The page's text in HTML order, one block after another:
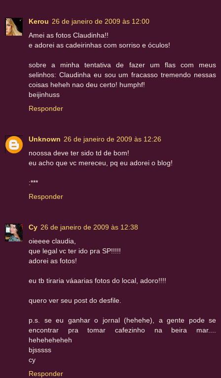
Kerou 26 de janeiro de 2009 às 12:00
Amei as fotos Claudinha!!
e adorei as cadeirinhas com sorriso e óculos!
sobre a minha tentativa de fazer um flas com meus
selinhos: Claudinha eu sou um fracasso tremendo nessas
coisas heheh nao deu certo! humphf!
beijinhuss
Responder
Unknown 26 de janeiro de 2009 às 12:26
noossa deve ter sido td de bom!
eu acho que vc mereceu, pq eu adorei o blog!
:***
Responder
Cy 26 de janeiro de 2009 às 12:38
oieeee claudia,
que legal vc ter ido pra SP!!!!!
adorei as fotos!
eu tb tiraria váaarias fotos do local, adoro!!!!
quero ver seu post do desfile.
p.s. se eu ganhar o jornal (hehehe), a gente pode se
encontrar pra tomar cafezinho na beira mar....
heheheheheh
bjsssss
cy
Responder